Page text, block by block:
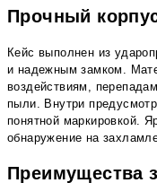
Прочный
Кейс выполнен из
и надежным замком.
воздействиям,
пыли. Внутри
понятной маркировкой.
обнаружение на
Преимущества